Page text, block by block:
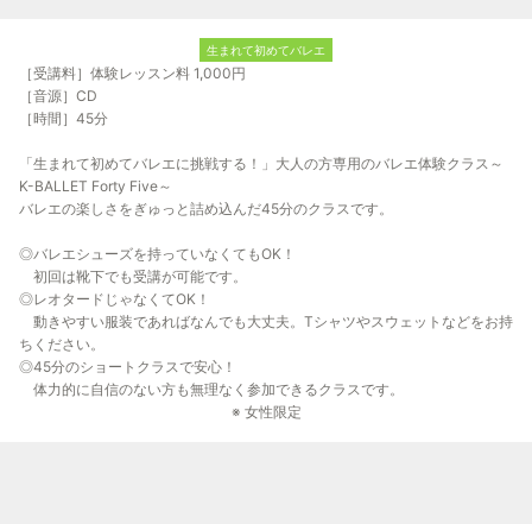
生まれて初めてバレエ
［受講料］体験レッスン料 1,000円
［音源］CD
［時間］45分
「生まれて初めてバレエに挑戦する！」大人の方専用のバレエ体験クラス～
K-BALLET Forty Five～
バレエの楽しさをぎゅっと詰め込んだ45分のクラスです。
◎バレエシューズを持っていなくてもOK！
初回は靴下でも受講が可能です。
◎レオタードじゃなくてOK！
動きやすい服装であればなんでも大丈夫。Tシャツやスウェットなどをお持
ちください。
◎45分のショートクラスで安心！
体力的に自信のない方も無理なく参加できるクラスです。
※ 女性限定